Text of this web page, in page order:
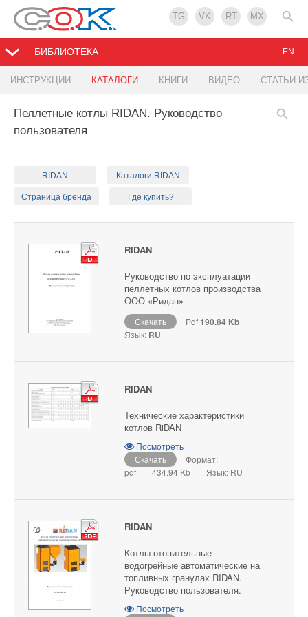
TG VK RT MX
БИБЛИОТЕКА
ИНСТРУКЦИИ КАТАЛОГИ КНИГИ ВИДЕО СТАТЬИ
EN
Пеллетные котлы RIDAN. Руководство
пользователя
RIDAN Каталоги RIDAN
Страница бренда Где купить?
RIDAN
Руководство по эксплуатации
пеллетных котлов производства
ООО «Ридан»
Скачать Pdf190.84 Kb
Язык: RU
RIDAN
Технические характеристики
котлов RiDAN
Посмотреть
Скачать
Формат:
pdf
| 434.94 Kb Язык: RU
RIDAN
Котлы отопительные
водогрейные автоматические на
топливных гранулах RIDAN.
Руководство пользователя.
Посмотреть